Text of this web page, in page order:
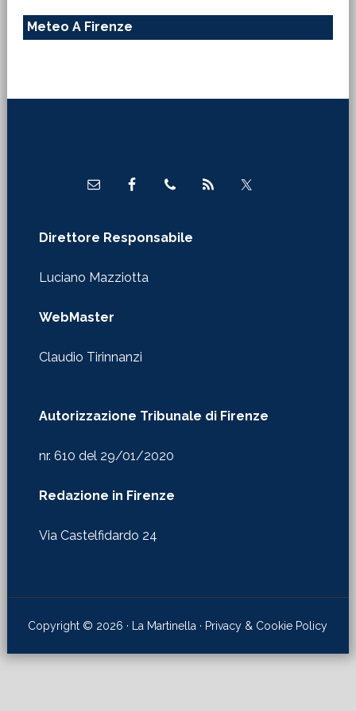
Meteo A Firenze
Direttore Responsabile
Luciano Mazziotta
WebMaster
Claudio Tirinnanzi
Autorizzazione Tribunale di Firenze
nr. 610 del 29/01/2020
Redazione in Firenze
Via Castelfidardo 24
Copyright © 2026 · La Martinella · Privacy & Cookie Policy